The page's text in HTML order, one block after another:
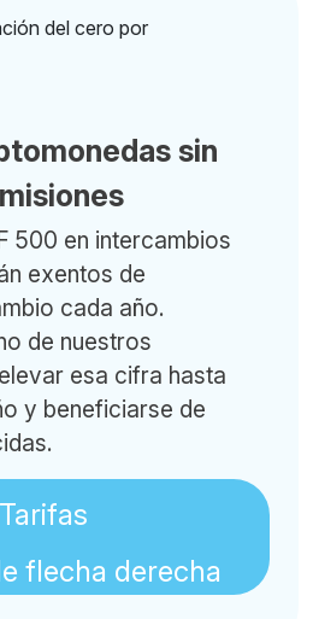
sin
500 en intercambios
exentos de
cada año.
de nuestros
esa cifra hasta
y beneficiarse de
Tarifas